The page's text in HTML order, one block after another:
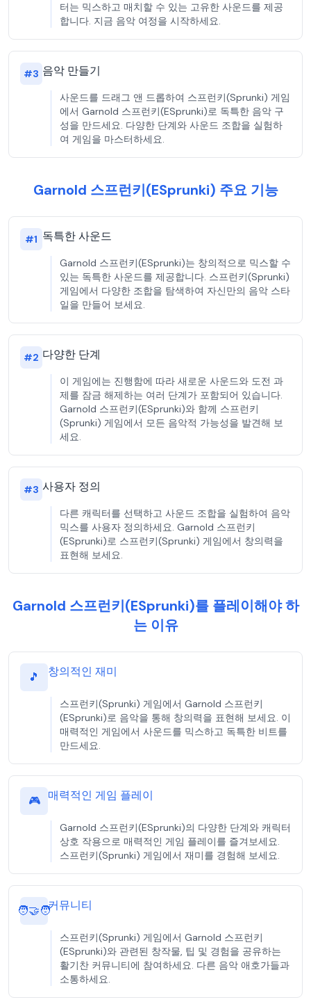
터는 믹스하고 매치할 수 있는 고유한 사운드를 제공
합니다. 지금 음악 여정을 시작하세요.
#3 음악 만들기
사운드를 드래그 앤 드롭하여 스프런키(Sprunki) 게임
에서 Garnold 스프런키(ESprunki)로 독특한 음악 구
성을 만드세요. 다양한 단계와 사운드 조합을 실험하
여 게임을 마스터하세요.
Garnold 스프런키(ESprunki) 주요 기능
#1 독특한 사운드
Garnold 스프런키(ESprunki)는 창의적으로 믹스할 수
있는 독특한 사운드를 제공합니다. 스프런키(Sprunki)
게임에서 다양한 조합을 탐색하여 자신만의 음악 스타
일을 만들어 보세요.
#2 다양한 단계
이 게임에는 진행함에 따라 새로운 사운드와 도전 과
제를 잠금 해제하는 여러 단계가 포함되어 있습니다.
Garnold 스프런키(ESprunki)와 함께 스프런키
(Sprunki) 게임에서 모든 음악적 가능성을 발견해 보
세요.
#3 사용자 정의
다른 캐릭터를 선택하고 사운드 조합을 실험하여 음악
믹스를 사용자 정의하세요. Garnold 스프런키
(ESprunki)로 스프런키(Sprunki) 게임에서 창의력을
표현해 보세요.
Garnold 스프런키(ESprunki)를 플레이해야 하
는 이유
🎵 창의적인 재미
스프런키(Sprunki) 게임에서 Garnold 스프런키
(ESprunki)로 음악을 통해 창의력을 표현해 보세요. 이
매력적인 게임에서 사운드를 믹스하고 독특한 비트를
만드세요.
🎮 매력적인 게임 플레이
Garnold 스프런키(ESprunki)의 다양한 단계와 캐릭터
상호 작용으로 매력적인 게임 플레이를 즐겨보세요.
스프런키(Sprunki) 게임에서 재미를 경험해 보세요.
🧑‍🤝‍🧑커뮤니티
스프런키(Sprunki) 게임에서 Garnold 스프런키
(ESprunki)와 관련된 창작물, 팁 및 경험을 공유하는
활기찬 커뮤니티에 참여하세요. 다른 음악 애호가들과
소통하세요.